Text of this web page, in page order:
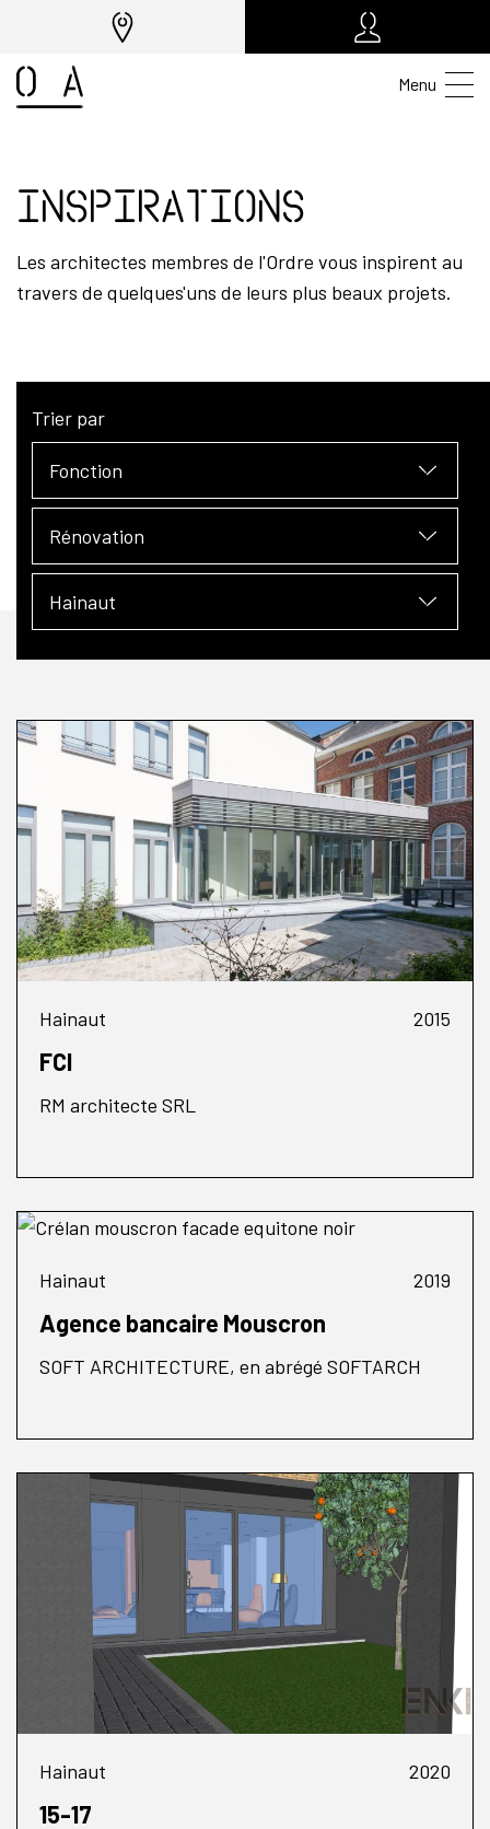
Menu
Inspirations
Les architectes membres de l'Ordre vous inspirent au
travers de quelques'uns de leurs plus beaux projets.
Trier par
Fonction
Rénovation
Hainaut
Hainaut 2015
FCI
RM architecte SRL
Hainaut 2019
Agence bancaire Mouscron
SOFT ARCHITECTURE, en abrégé SOFTARCH
Hainaut 2020
15-17